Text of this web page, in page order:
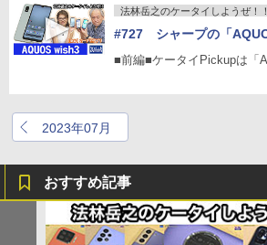
法林岳之のケータイしようぜ！！
#727 シャープの「
■前編■ケータイPickupは「
2023年07月
おすすめ記事